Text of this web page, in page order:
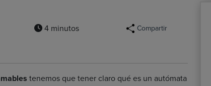
4 minutos Compartir
tenemos que tener claro qué es un autómata